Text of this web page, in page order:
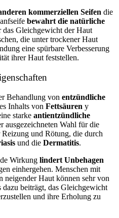
kommerziellen Seifen die
bewahrt die natürliche
Gleichgewicht der Haut
die unter trockener Haut
eine spürbare Verbesserung
ihrer Haut feststellen.
Behandlung von entzündliche
Inhalts von Fettsäuren y
starke antientzündliche
ausgezeichneten Wahl für die
und Rötung, die durch
und die Dermatitis.
Wirkung lindert Unbehagen
einhergehen. Menschen mit
Haut können sehr von
beiträgt, das Gleichgewicht
und ihre Erholung zu